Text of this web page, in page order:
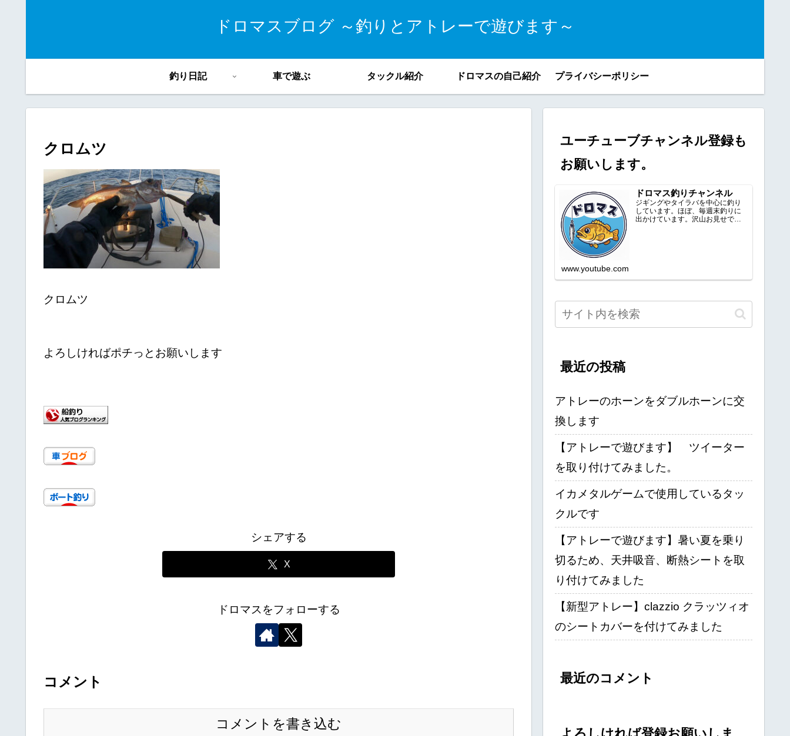
ドロマスブログ ～釣りとアトレーで遊びます～
釣り日記 車で遊ぶ タックル紹介 ドロマスの自己紹介 プライバシーポリシー
クロムツ
クロムツ
よろしければポチっとお願いします
シェアする
X
ドロマスをフォローする
コメント
コメントを書き込む
ユーチューブチャンネル登録も
お願いします。
ドロマス釣りチャンネル
ジギングやタイラバを中心に釣り
しています。ほぼ、毎週末釣りに
出かけています。沢山お見せでき
www.youtube.com
最近の投稿
アトレーのホーンをダブルホーンに交
換します
【アトレーで遊びます】 ツイーター
を取り付けてみました。
イカメタルゲームで使用しているタッ
クルです
【アトレーで遊びます】暑い夏を乗り
切るため、天井吸音、断熱シートを取
り付けてみました
【新型アトレー】clazzio クラッツィオ
のシートカバーを付けてみました
最近のコメント
よろしければ登録お願いしま